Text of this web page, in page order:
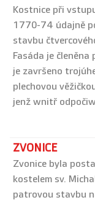
Kostnice při
1770-74 údajně
stavbu
Fasáda je
je završeno
plechovou
jenž wnitř
ZVONICE
Zvonice byla
kostelem sv.
patrovou stavbu